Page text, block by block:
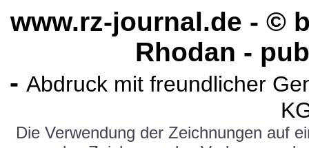
www.rz-journal.de - ©
Rhodan -
- Abdruck mit freundlicher
Die Verwendung der Zeichnungen auf